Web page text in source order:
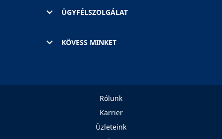
ÜGYFÉLSZOLGÁLAT
KÖVESS MINKET
Rólunk
Karrier
Üzleteink